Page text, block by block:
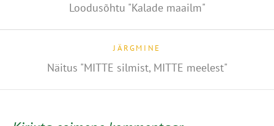
Loodusõhtu "Kalade maailm"
JÄRGMINE
Näitus "MITTE silmist, MITTE meelest"